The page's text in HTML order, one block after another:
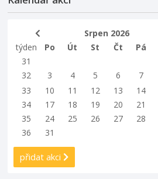
Srpen 2026
týden
Po Út St Čt Pá
31
32
3 4 5 6 7
33
10 11 12 13 14
34
17 18 19 20 21
35
24 25 26 27 28
36
31
přidat akci